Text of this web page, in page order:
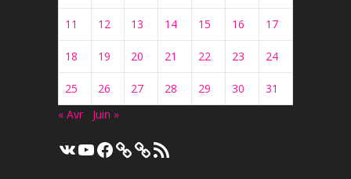
11 12 13 14 15 16 17
18 19 20 21 22 23 24
25 26 27 28 29 30
31
« Avr
Juin »
VK YouTube
Facebook Flux
RSS